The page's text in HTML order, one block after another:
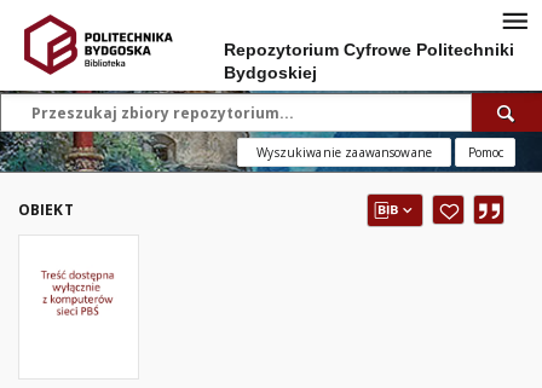
Repozytorium Cyfrowe Politechniki
Bydgoskiej
Wyszukiwanie zaawansowane Pomoc
OBIEKT